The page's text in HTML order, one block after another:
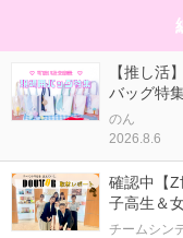
【推し活
バッグ特
のん
2026.8.6
確認中【
子高生＆
チームシン